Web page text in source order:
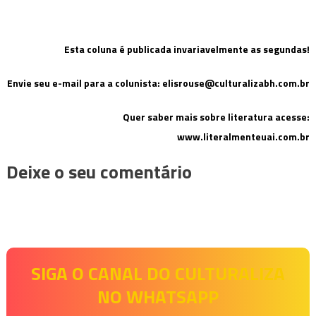
Esta coluna é publicada invariavelmente as segundas!
Envie seu e-mail para a colunista: elisrouse@culturalizabh.com.br
Quer saber mais sobre literatura acesse:
www.literalmenteuai.com.br
Deixe o seu comentário
SIGA O CANAL DO CULTURALIZA
NO WHATSAPP